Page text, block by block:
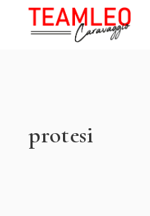
content
protesi